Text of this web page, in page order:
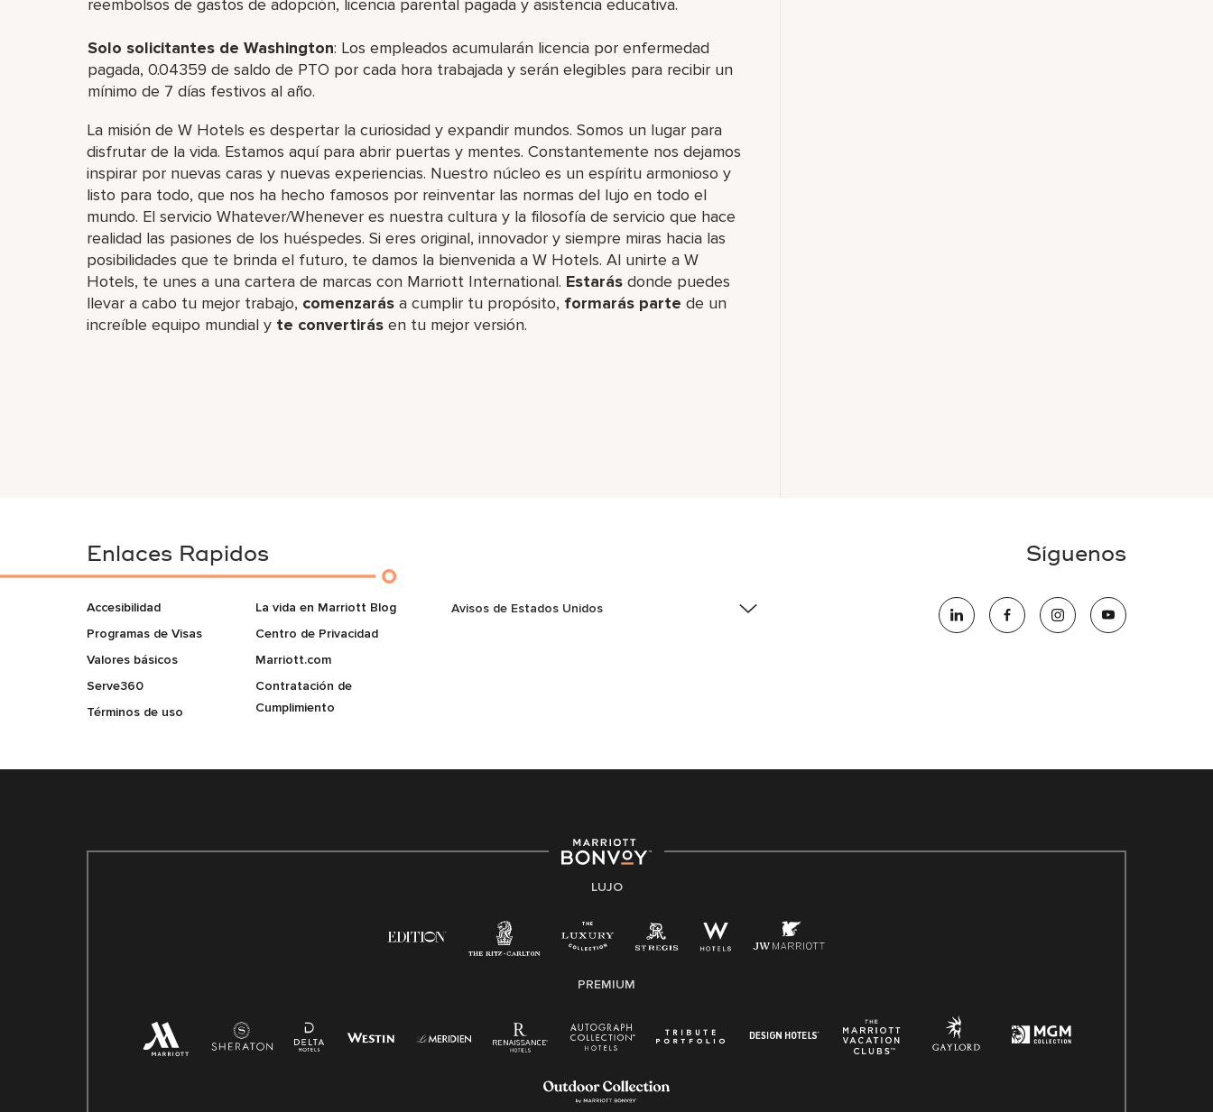
reembolsos de gastos de adopción, licencia parental pagada y asistencia educativa.
Solo solicitantes de Washington: Los empleados acumularán licencia por enfermedad
pagada, 0.04359 de saldo de PTO por cada hora trabajada y serán elegibles para recibir un
mínimo de 7 días festivos al año.
La misión de W Hotels es despertar la curiosidad y expandir mundos. Somos un lugar para
disfrutar de la vida. Estamos aquí para abrir puertas y mentes. Constantemente nos dejamos
inspirar por nuevas caras y nuevas experiencias. Nuestro núcleo es un espíritu armonioso y
listo para todo, que nos ha hecho famosos por reinventar las normas del lujo en todo el
mundo. El servicio Whatever/Whenever es nuestra cultura y la filosofía de servicio que hace
realidad las pasiones de los huéspedes. Si eres original, innovador y siempre miras hacia las
posibilidades que te brinda el futuro, te damos la bienvenida a W Hotels. Al unirte a W
Hotels, te unes a una cartera de marcas con Marriott International. Estarás donde puedes
llevar a cabo tu mejor trabajo,​ comenzarás a cumplir tu propósito, formarás parte de un
increíble​ equipo mundial y te convertirás en tu mejor versión.
Enlaces Rapidos
Accesibilidad
Programas de Visas
Valores básicos
Serve360
Términos de uso
La vida en Marriott Blog
Centro de Privacidad
Marriott.com
Contratación de
Cumplimiento
Avisos de Estados Unidos
motivos de discapacidad, condición de veterano o
cualquier otra base protegida por leyes federales,
E-Verify Inglés/Español
Derecho a trabajar inglés/español
(EPPA)
Ley de licencia familiar y médica (FMLA)
Síguenos
LUJO
PREMIUM